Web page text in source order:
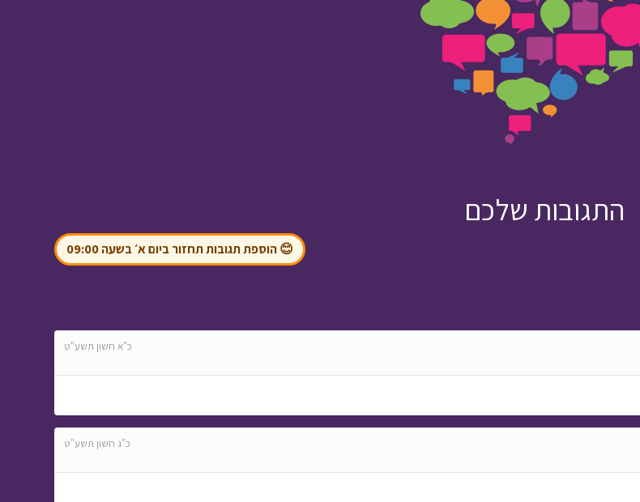
פרק עשירי• מתוך
המסע לבר המצווה
אבא ליום אחד - חוג
התגובות שלכם
😊 הוספת תגובות תחזור ביום א׳ בשעה 09:00
כ"א חשון תשע"ט
כ"ג חשון תשע"ט